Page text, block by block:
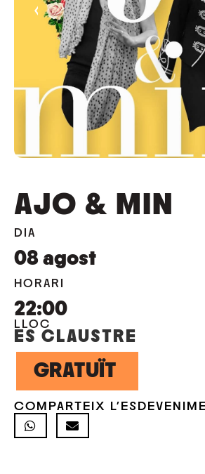
‹
AJO & MIN
DIA
08 agost
HORARI
22:00
LLOC
ES CLAUSTRE
GRATUÏT
COMPARTEIX